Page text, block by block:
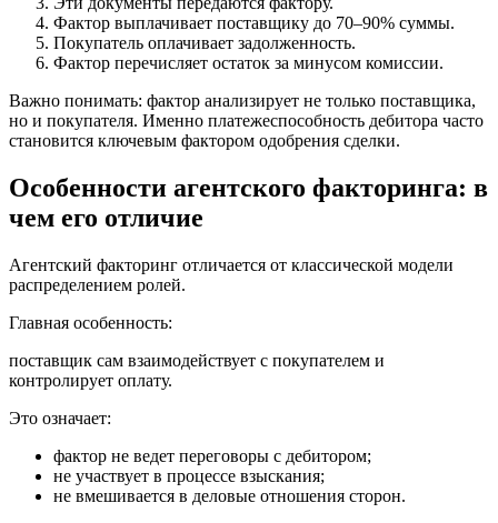
Фактор выплачивает поставщику до 70–90% суммы.
Покупатель оплачивает задолженность.
Фактор перечисляет остаток за минусом комиссии.
Важно понимать: фактор анализирует не только поставщика,
но и покупателя. Именно платежеспособность дебитора часто
становится ключевым фактором одобрения сделки.
Особенности агентского факторинга: в
чем его отличие
Агентский факторинг отличается от классической модели
распределением ролей.
Главная особенность:
поставщик сам взаимодействует с покупателем и
контролирует оплату.
Это означает:
фактор не ведет переговоры с дебитором;
не участвует в процессе взыскания;
не вмешивается в деловые отношения сторон.